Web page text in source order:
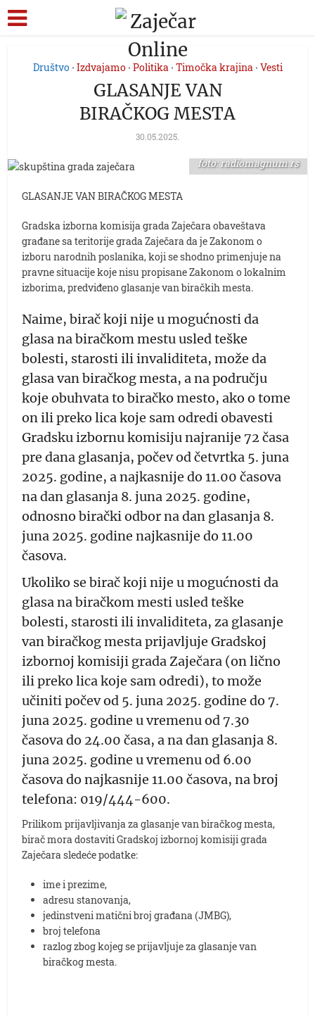
Društvo • Izdvajamo • Politika • Timočka krajina • Vesti
GLASANJE VAN
BIRAČKOG MESTA
30.05.2025.
foto: radiomagnum.rs
GLASANJE VAN BIRAČKOG MESTA
Gradska izborna komisija grada Zaječara obaveštava
građane sa teritorije grada Zaječara da je Zakonom o
izboru narodnih poslanika, koji se shodno primenjuje na
pravne situacije koje nisu propisane Zakonom o lokalnim
izborima, predviđeno glasanje van biračkih mesta.
Naime, birač koji nije u mogućnosti da
glasa na biračkom mestu usled teške
bolesti, starosti ili invaliditeta, može da
glasa van biračkog mesta, a na području
koje obuhvata to biračko mesto, ako o tome
on ili preko lica koje sam odredi obavesti
Gradsku izbornu komisiju najranije 72 časa
pre dana glasanja, počev od četvrtka 5. juna
2025. godine, a najkasnije do 11.00 časova
na dan glasanja 8. juna 2025. godine,
odnosno birački odbor na dan glasanja 8.
juna 2025. godine najkasnije do 11.00
časova.
Ukoliko se birač koji nije u mogućnosti da
glasa na biračkom mesti usled teške
bolesti, starosti ili invaliditeta, za glasanje
van biračkog mesta prijavljuje Gradskoj
izbornoj komisiji grada Zaječara (on lično
ili preko lica koje sam odredi), to može
učiniti počev od 5. juna 2025. godine do 7.
juna 2025. godine u vremenu od 7.30
časova do 24.00 časa, a na dan glasanja 8.
juna 2025. godine u vremenu od 6.00
časova do najkasnije 11.00 časova, na broj
telefona: 019/444-600.
Prilikom prijavljivanja za glasanje van biračkog mesta,
birač mora dostaviti Gradskoj izbornoj komisiji grada
Zaječara sledeće podatke:
ime i prezime,
adresu stanovanja,
jedinstveni matični broj građana (JMBG),
broj telefona
razlog zbog kojeg se prijavljuje za glasanje van
biračkog mesta.